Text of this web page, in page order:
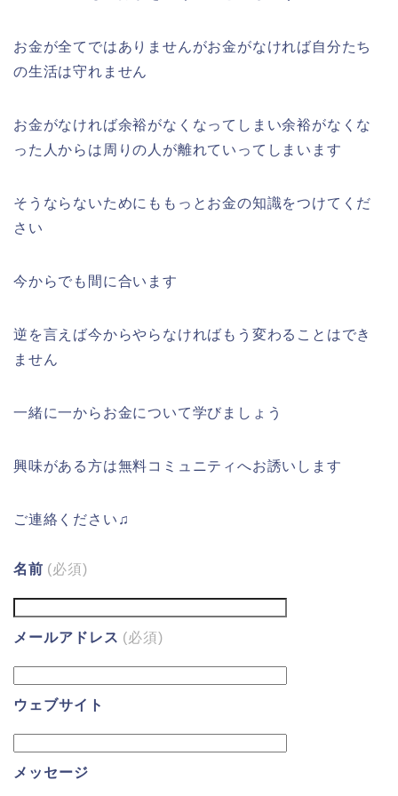
お金が全てではありませんがお金がなければ自分たち
の生活は守れません
お金がなければ余裕がなくなってしまい余裕がなくな
った人からは周りの人が離れていってしまいます
そうならないためにももっとお金の知識をつけてくだ
さい
今からでも間に合います
逆を言えば今からやらなければもう変わることはでき
ません
一緒に一からお金について学びましょう
興味がある方は無料コミュニティへお誘いします
ご連絡ください♫
名前 (必須)
メールアドレス (必須)
ウェブサイト
メッセージ